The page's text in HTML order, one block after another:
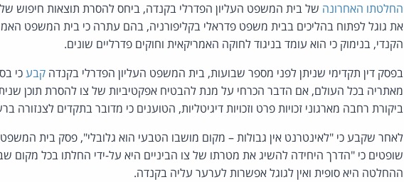
החלטתו האחרונה של בית המשפט העליון הפדרלי בקנדה, ביחס להסרת תוצאות חיפוש של
את גוגל לפתוח בהליכים בבית משפט פדראלי בקליפורניה, בהם עתרה כי בית המשפט
הקנדי, בנימוק כי הוא עומד בניגוד לחוקה האמריקאית וחוקים פדרליים שונים.
בפסק דין תקדימי שניתן לפני מספר שבועות, בית המשפט העליון הפדרלי בקנדה קבעכי
מאתריה בכל העולם, אם הדבר הכרחי על מנת להבטיח אפקטיביות של צו להסרת תוכן
ביקורת רחבה מארגוני זכויות פרט וזכויות דיגיטליות, הטוענים כי מדובר בתקדים לצנזורה
לאחר שקבע כי "לאינטרנט אין גבולות – מקום מושבו הטבעי הוא גלובלי", פסק בית
שופטים כי "הדרך היחידה להשיג את מטרתו של צו הביניים היא על-ידי החלתו בכל מקום
ההחלטה היא סופית ואין לגוגל אפשרות לערער עליה בקנדה.